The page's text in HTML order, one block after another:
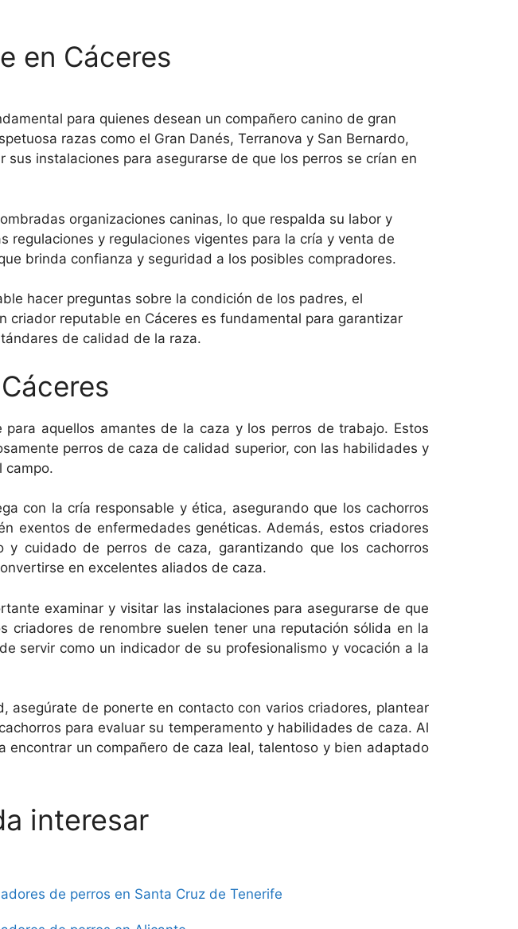
en Cáceres
para quienes desean un compañero canino de gran
razas como el Gran Danés, Terranova y San Bernardo,
instalaciones para asegurarse de que los perros se crían en
organizaciones caninas, lo que respalda su labor y
regulaciones y regulaciones vigentes para la cría y venta de
brinda confianza y seguridad a los posibles compradores.
hacer preguntas sobre la condición de los padres, el
reputable en Cáceres es fundamental para garantizar
de calidad de la raza.
aquellos amantes de la caza y los perros de trabajo. Estos
perros de caza de calidad superior, con las habilidades y
campo.
con la cría responsable y ética, asegurando que los cachorros
exentos de enfermedades genéticas. Además, estos criadores
y cuidado de perros de caza, garantizando que los cachorros
en excelentes aliados de caza.
examinar y visitar las instalaciones para asegurarse de que
de renombre suelen tener una reputación sólida en la
servir como un indicador de su profesionalismo y vocación a la
de ponerte en contacto con varios criadores, plantear
para evaluar su temperamento y habilidades de caza. Al
un compañero de caza leal, talentoso y bien adaptado
interesar
de perros en Santa Cruz de Tenerife